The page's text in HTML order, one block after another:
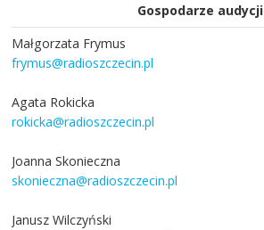
Gospodarze audycji
Małgorzata Frymus
frymus@radioszczecin.pl
Agata Rokicka
rokicka@radioszczecin.pl
Joanna Skonieczna
skonieczna@radioszczecin.pl
Janusz Wilczyński